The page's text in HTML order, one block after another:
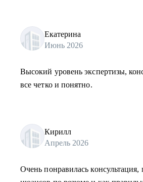
Екатерина
Июнь 2026
Высокий уровень экспертизы,
все четко и понятно.
Кирилл
Апрель 2026
Очень понравилась